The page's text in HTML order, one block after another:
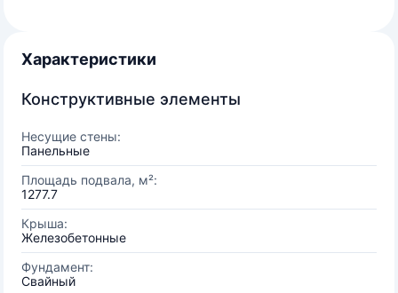
Характеристики
Конструктивные элементы
Несущие стены:
Панельные
Площадь подвала, м²:
1277.7
Крыша:
Железобетонные
Фундамент:
Свайный